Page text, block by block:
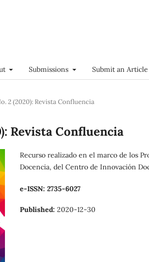
Submissions Submit an Article
2 (2020): Revista Confluencia
Revista Confluencia
Recurso realizado en el marco de los
Docencia, del Centro de Innovación
e-ISSN: 2735-6027
Published: 2020-12-30